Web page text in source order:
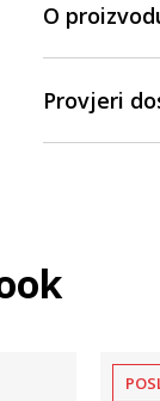
O
Provjeri